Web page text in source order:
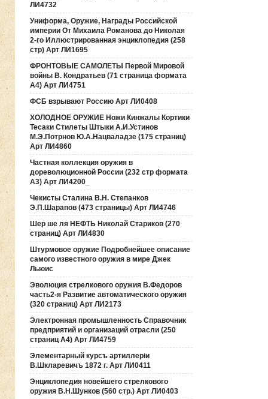
ЛИ4732
Униформа, Оружие, Награды Российской
империи От Михаила Романова до Николая
2-го Иллюстрированная энциклопедия (258
стр) Арт ЛИ1695
ФРОНТОВЫЕ САМОЛЕТЫ Первой Мировой
войны В. Кондратьев (71 страница формата
А4) Арт ЛИ4751
ФСБ взрывают Россию Арт ЛИ0408
ХОЛОДНОЕ ОРУЖИЕ Ножи Кинжалы Кортики
Тесаки Стилеты Штыки А.И.Устинов
М.Э.Потрнов Ю.А.Нацваладзе (175 страниц)
Арт ЛИ4860
Частная коллекция оружия в
дореволюционной России (232 стр формата
А3) Арт ЛИ4200_
Чекисты Сталина В.Н. Степанков
Э.П.Шарапов (473 страницы) Арт ЛИ4746
Шер ше ля НЕФТЬ Николай Стариков (270
страниц) Арт ЛИ4830
Штурмовое оружие Подробнейшее описание
самого известного оружия в мире Джек
Льюис
Эволюция стрелкового оружия В.Федоров
часть2-я Развитие автоматического оружия
(320 страниц) Арт ЛИ2173
Электронная промышленность Справочник
предприятий и организаций отрасли (250
страниц А4) Арт ЛИ4759
Элементарный курсъ артиллерiи
В.Шкларевичъ 1872 г. Арт ЛИ0411
Энциклопедия новейшего стрелкового
оружия В.Н.Шунков (560 стр.) Арт ЛИ0403